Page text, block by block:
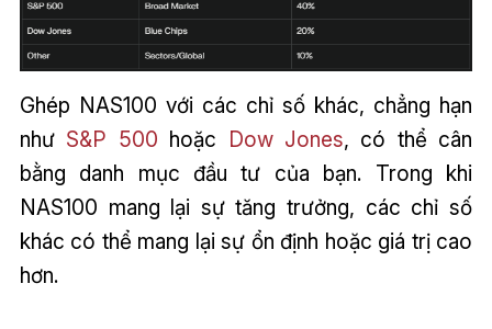
Ghép NAS100 với các chỉ số khác, chẳng hạn
như S&P 500 hoặc Dow Jones, có thể cân
bằng danh mục đầu tư của bạn. Trong khi
NAS100 mang lại sự tăng trưởng, các chỉ số
khác có thể mang lại sự ổn định hoặc giá trị cao
hơn.